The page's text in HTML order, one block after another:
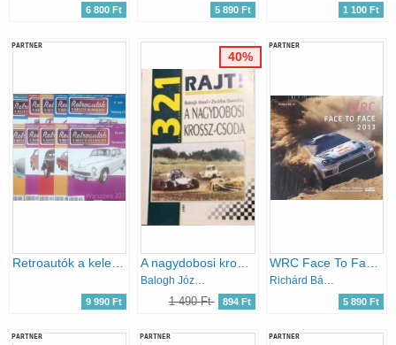
6 800 Ft 5 890 Ft 1 100 Ft
PARTNER
9 990 Ft 1 490 Ft 894 Ft
40%
PARTNER
5 890 Ft
PARTNER PARTNER PARTNER